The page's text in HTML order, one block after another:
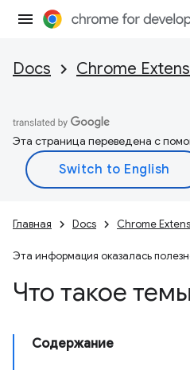
Docs Chrome
Эта страница переведена с
Главная Docs Chrome
Эта информация оказалась
Что такое
Содержание